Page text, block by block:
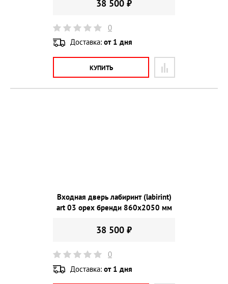
38 500 ₽
0
Доставка: от 1 дня
КУПИТЬ
Входная дверь лабиринт (labirint)
art 03 орех бренди 860х2050 мм
38 500 ₽
0
Доставка: от 1 дня